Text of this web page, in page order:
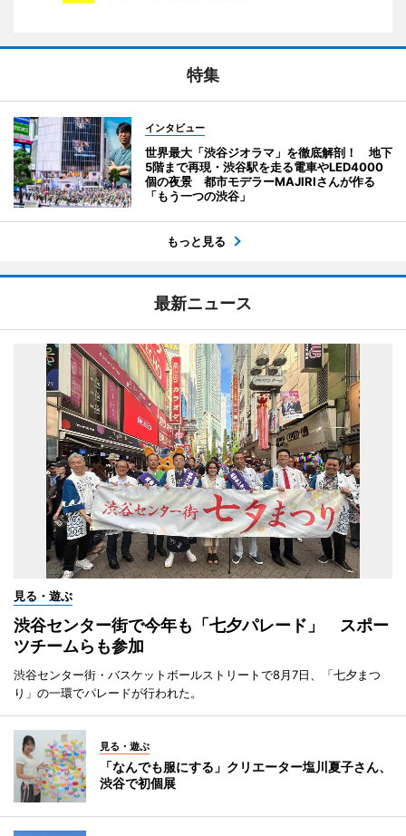
特集
インタビュー
世界最大「渋谷ジオラマ」を徹底解剖！ 地下
5階まで再現・渋谷駅を走る電車やLED4000
個の夜景 都市モデラーMAJIRIさんが作る
「もう一つの渋谷」
もっと見る
最新ニュース
見る・遊ぶ
渋谷センター街で今年も「七夕パレード」 スポー
ツチームらも参加
渋谷センター街・バスケットボールストリートで8月7日、「七夕まつ
り」の一環でパレードが行われた。
見る・遊ぶ
「なんでも服にする」クリエーター塩川夏子さん、
渋谷で初個展